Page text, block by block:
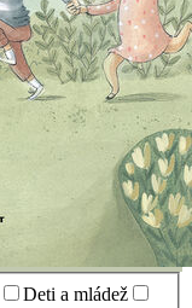
Deti a mládež